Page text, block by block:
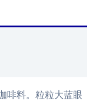
啡料。粒粒大蓝眼